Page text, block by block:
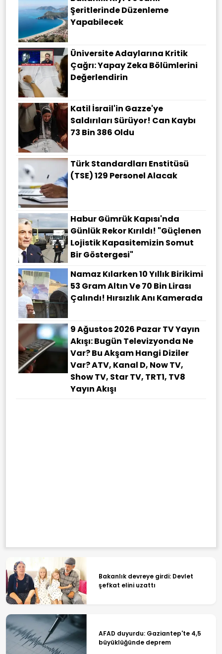
Şeritlerinde Düzenleme
Yapabilecek
Üniversite Adaylarına Kritik
Çağrı: Yapay Zeka Bölümlerini
Değerlendirin
Katil İsrail'in Gazze'ye
Saldırıları Sürüyor! Can Kaybı
73 Bin 386 Oldu
Türk Standardları Enstitüsü
(TSE) 129 Personel Alacak
Habur Gümrük Kapısı'nda
Günlük Rekor Kırıldı! "Güçlenen
Lojistik Kapasitemizin Somut
Bir Göstergesi"
Namaz Kılarken 10 Yıllık Birikimi
53 Gram Altın Ve 70 Bin Lirası
Çalındı! Hırsızlık Anı Kamerada
9 Ağustos 2026 Pazar TV Yayın
Akışı: Bugün Televizyonda Ne
Var? Bu Akşam Hangi Diziler
Var? ATV, Kanal D, Now TV,
Show TV, Star TV, TRT1, TV8
Yayın Akışı
Bakanlık devreye girdi: Devlet
şefkat elini uzattı
AFAD duyurdu: Gaziantep'te 4,5
büyüklüğünde deprem